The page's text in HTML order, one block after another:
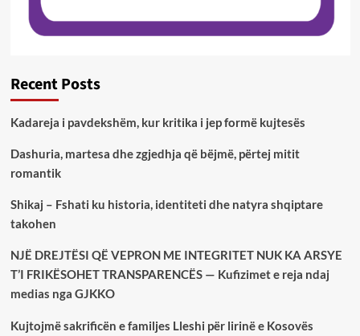
Recent Posts
Kadareja i pavdekshëm, kur kritika i jep formë kujtesës
Dashuria, martesa dhe zgjedhja që bëjmë, përtej mitit
romantik
Shikaj – Fshati ku historia, identiteti dhe natyra shqiptare
takohen
NJË DREJTËSI QË VEPRON ME INTEGRITET NUK KA ARSYE
T’I FRIKËSOHET TRANSPARENCËS — Kufizimet e reja ndaj
medias nga GJKKO
Kujtojmë sakrificën e familjes Lleshi për lirinë e Kosovës